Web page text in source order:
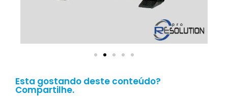
Esta gostando deste conteúdo?
Compartilhe.